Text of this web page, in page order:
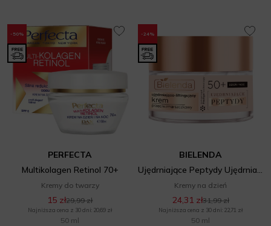
-50%
PERFECTA
Multikolagen Retinol 70+
Kremy do twarzy
15 zł29,99 zł
Najniższa cena z 30 dni: 20,69 zł
50 ml
-24%
BIELENDA
Ujędrniające Peptydy Ujędrniająco Liftingujący Krem Przeciwzmarszczkowy 50+
Kremy na dzień
24,31 zł31,99 zł
Najniższa cena z 30 dni: 22,71 zł
50 ml